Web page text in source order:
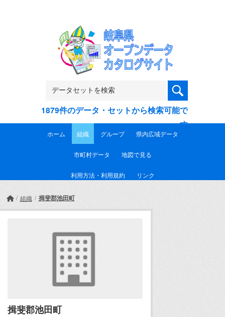
1879件のデータ・セットから検索可能で
す
ホーム 組織 グループ 県内広域データ
市町村データ 地図で見る
利用方法・利用規約 リンク
組織 揖斐郡池田町
揖斐郡池田町